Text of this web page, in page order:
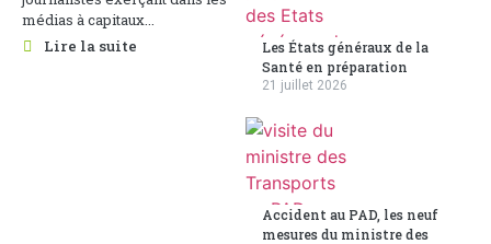
médias à capitaux...
Lire la suite
Les États généraux de la
Santé en préparation
21 juillet 2026
Accident au PAD, les neuf
mesures du ministre des